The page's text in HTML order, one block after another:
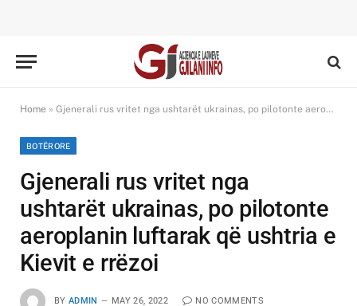
Home » Gjenerali rus vritet nga ushtarët ukrainas, po pilotonte aeroplanin luftarak që ushtria e Kievit e rrëzoi
BOTËRORE
Gjenerali rus vritet nga
ushtarët ukrainas, po pilotonte
aeroplanin luftarak që ushtria e
Kievit e rrëzoi
BY ADMIN MAY 26, 2022 NO COMMENTS